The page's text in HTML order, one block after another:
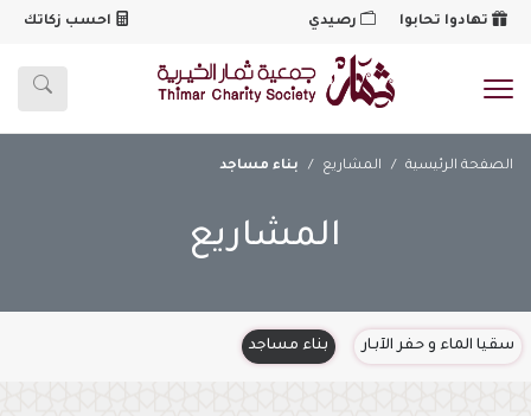
تهادوا تحابوا رصيدي احسب زكاتك
شعار
الصفحة الرئيسية المشاريع بناء مساجد
المشاريع
سقيا الماء و حفر الآبـار بناء مساجد